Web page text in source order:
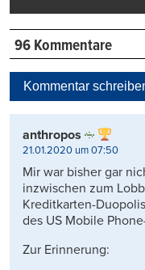
96 Kommentare
Kommentar
anthropos
21.01.2020 um 07:50
Mir war bisher gar
inzwischen zum
Kreditkarten-
des US Mobile
Zur Erinnerung: